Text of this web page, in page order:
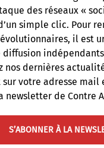
des réseaux «
simple clic. Pour
il est
diffusion
nos dernières
votre adresse mail
newsletter de Contre
S’ABONNER À LA